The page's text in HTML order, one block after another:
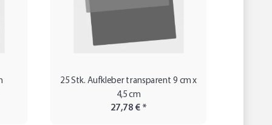
25 Stk. Aufkleber transparent 9 cm x
4,5 cm
27,78 € *